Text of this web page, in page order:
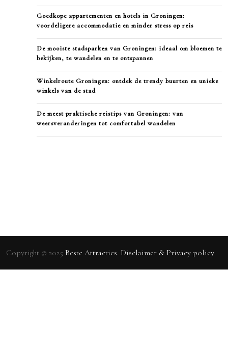
Goedkope appartementen en hotels in Groningen:
voordeligere accommodatie en minder stress op reis
De mooiste stadsparken van Groningen: ideaal om bloemen te
bekijken, te wandelen en te ontspannen
Winkelroute Groningen: ontdek de trendy buurten en unieke
winkels van de stad
De meest praktische reistips van Groningen: van
weersveranderingen tot comfortabel wandelen
Copyright © 2025 Beste Attracties. Disclaimer & Privacy policy